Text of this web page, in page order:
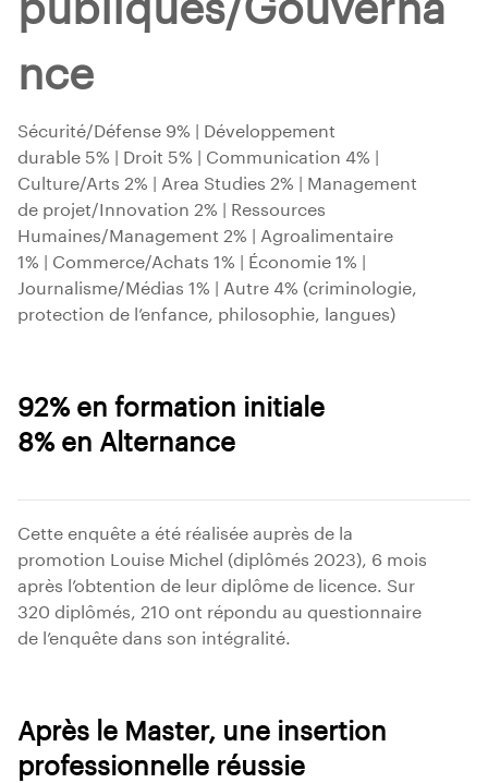
nce
Sécurité/Défense 9% | Développement
durable 5% | Droit 5% | Communication 4% |
Culture/Arts 2% | Area Studies 2% | Management
de projet/Innovation 2% | Ressources
Humaines/Management 2% | Agroalimentaire
1% | Commerce/Achats 1% | Économie 1% |
Journalisme/Médias 1% | Autre 4% (criminologie,
protection de l’enfance, philosophie, langues)
92% en formation initiale
8% en Alternance
Cette enquête a été réalisée auprès de la
promotion Louise Michel (diplômés 2023), 6 mois
après l’obtention de leur diplôme de licence. Sur
320 diplômés, 210 ont répondu au questionnaire
de l’enquête dans son intégralité.
Après le Master, une insertion
professionnelle réussie